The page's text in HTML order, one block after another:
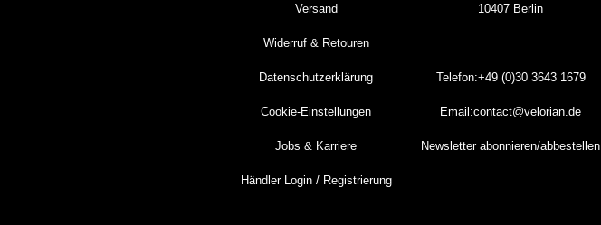
Versand
Widerruf & Retouren
Datenschutzerklärung
Cookie-Einstellungen
Jobs & Karriere
Händler Login / Registrierung
10407 Berlin
Telefon:+49 (0)3036431679
Email:contact@velorian.de
Newsletter abonnieren/abbestellen